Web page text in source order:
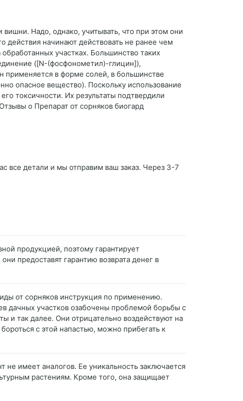
Надо, однако, учитывать, что при этом они
действия начинают действовать не ранее чем
участках. Большинство таких
([N-(фосфонометил)-глицин]),
применяется в форме солей, в большинстве
опасное вещество). Поскольку использование
токсичности. Их результаты подтвердили
о Препарат от сорняков биогард
все детали и мы отправим ваш заказ. Через 3-7
продукцией, поэтому гарантирует
предоставят гарантию возврата денег в
от сорняков инструкция по применению.
дачных участков озабочены проблемой борьбы с
и так далее. Они отрицательно воздействуют на
с этой напастью, можно прибегать к
имеет аналогов. Ее уникальность заключается
растениям. Кроме того, она защищает